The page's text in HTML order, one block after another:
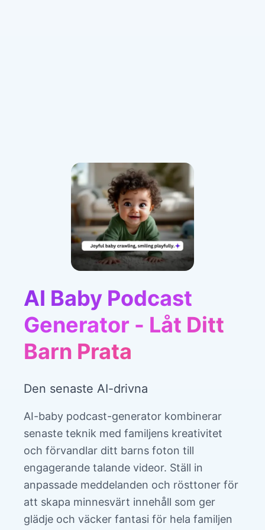
AI Baby Podcast
Generator - Låt Ditt
Barn Prata
Den senaste AI-drivna
AI-baby podcast-generator kombinerar
senaste teknik med familjens kreativitet
och förvandlar ditt barns foton till
engagerande talande videor. Ställ in
anpassade meddelanden och rösttoner för
att skapa minnesvärt innehåll som ger
glädje och väcker fantasi för hela familjen